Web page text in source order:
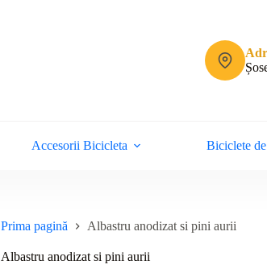
Accesorii Bicicleta Biciclete
Prima pagină Albastru anodizat si pini aurii
Albastru anodizat si pini aurii